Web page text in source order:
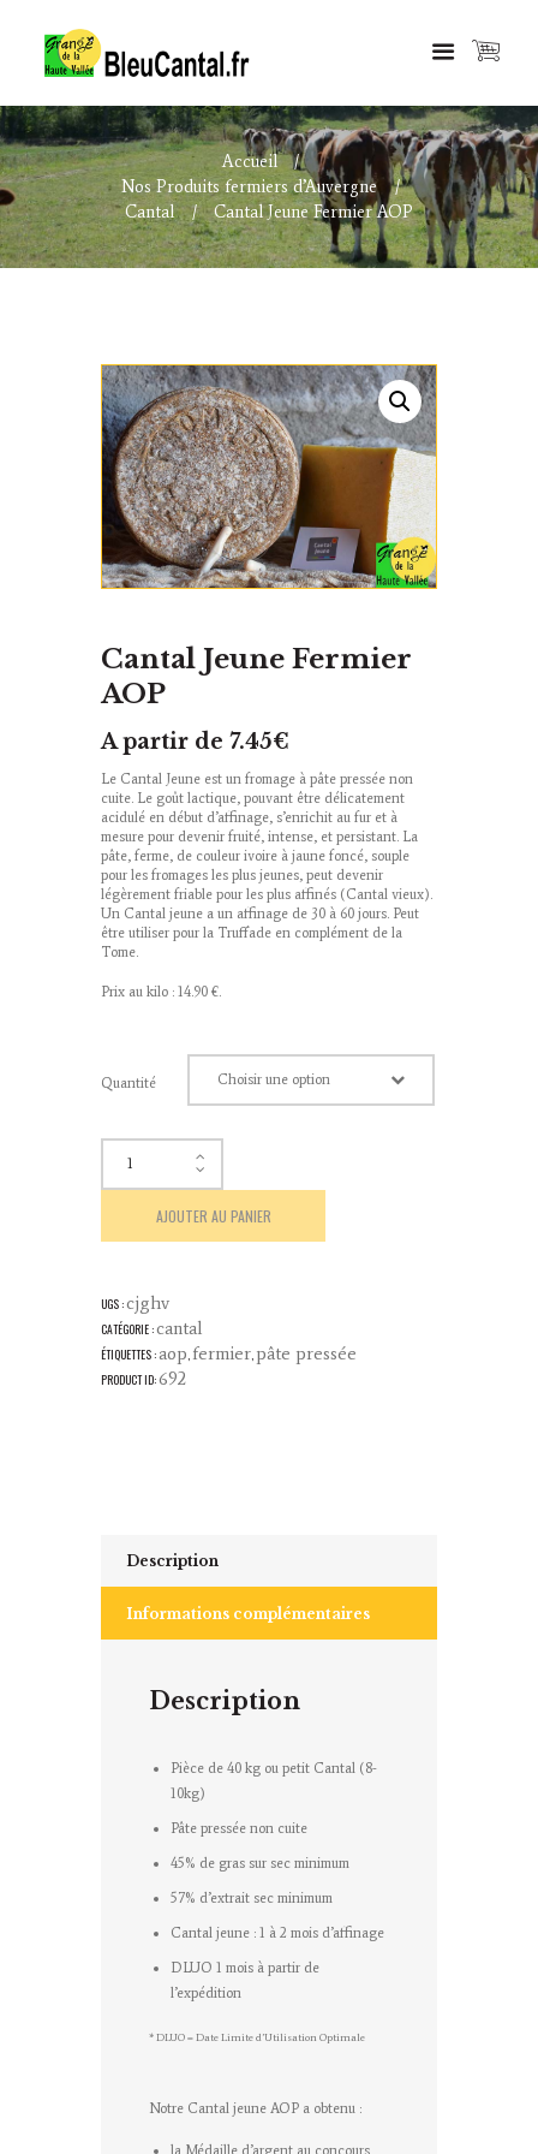
Accueil
Nos Produits fermiers d’Auvergne
Cantal
Cantal Jeune Fermier AOP
Cantal Jeune Fermier
AOP
A partir de 7.45€
Le Cantal Jeune est un fromage à pâte pressée non
cuite. Le goût lactique, pouvant être délicatement
acidulé en début d’affinage, s’enrichit au fur et à
mesure pour devenir fruité, intense, et persistant. La
pâte, ferme, de couleur ivoire à jaune foncé, souple
pour les fromages les plus jeunes, peut devenir
légèrement friable pour les plus affinés (Cantal vieux).
Un Cantal jeune a un affinage de 30 à 60 jours. Peut
être utiliser pour la Truffade en complément de la
Tome.
Prix au kilo : 14.90 €.
Quantité
AJOUTER AU PANIER
UGS :cjghv
CATÉGORIE :cantal
ÉTIQUETTES :aop, fermier, pâte pressée
PRODUCT ID:692
Description
Informations complémentaires
Description
Pièce de 40 kg ou petit Cantal (8-
10kg)
Pâte pressée non cuite
45% de gras sur sec minimum
57% d’extrait sec minimum
Cantal jeune : 1 à 2 mois d’affinage
DLUO 1 mois à partir de
l’expédition
* DLUO = Date Limite d’Utilisation Optimale
Notre Cantal jeune AOP a obtenu :
la Médaille d’argent au concours